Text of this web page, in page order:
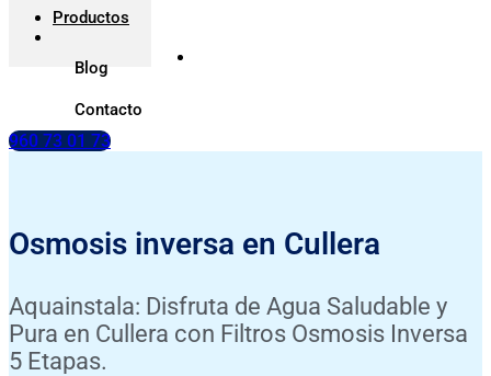
Productos
Blog
Contacto
960 73 01 73
Osmosis inversa en Cullera
Aquainstala: Disfruta de Agua Saludable y
Pura en Cullera con Filtros Osmosis Inversa
5 Etapas.